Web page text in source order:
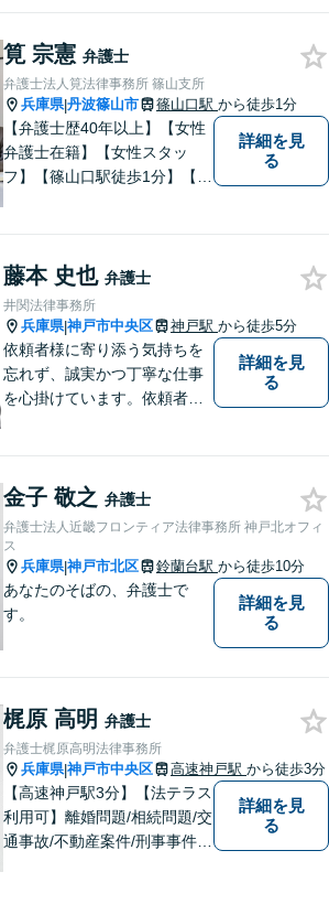
女問題／建築問題など、貴方
にとって最善の解決に向けて
尽力します。【当日／夜間対
応可】
筧 宗憲 弁護士
弁護士法人筧法律事務所 篠山支所
兵庫県|丹波篠山市 篠山口駅 から徒歩1分
【弁護士歴40年以上】【女性
弁護士在籍】【女性スタッ
フ】【篠山口駅徒歩1分】【夜
談ください。様々な悩みや不
安に寄り添い、お抱えの問題
の迅速かつ適切な解決を目指
します。
詳細を見
る
藤本 史也 弁護士
井関法律事務所
兵庫県|神戸市中央区 神戸駅 から徒歩5分
依頼者様に寄り添う気持ちを
忘れず、誠実かつ丁寧な仕事
を心掛けています。依頼者様
気軽にご相談ください。【交
通事故／相続／労働／男女問
題／刑事事件】
詳細を見
る
金子 敬之 弁護士
弁護士法人近畿フロンティア法律事務所 神戸北オフィ
ス
兵庫県|神戸市北区 鈴蘭台駅 から徒歩10分
あなたのそばの、弁護士で
す。
詳細を見
る
梶原 高明 弁護士
弁護士梶原高明法律事務所
兵庫県|神戸市中央区 高速神戸駅 から徒歩3分
【高速神戸駅3分】【法テラス
利用可】離婚問題/相続問題/交
通事故/不動産案件/刑事事件な
詳細を見
る